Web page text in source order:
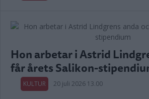
Hon arbetar i Astrid
får årets Salikon-
KULTUR 20 juli 2026 13.00